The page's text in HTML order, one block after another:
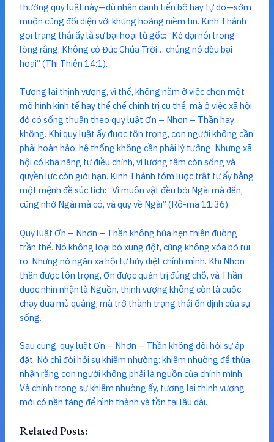
thường quy luật này—dù nhân danh tiến bộ hay tự do—sớm
muộn cũng đối diện với khủng hoảng niềm tin. Kinh Thánh
gọi trạng thái ấy là sự bại hoại từ gốc: “Kẻ dại nói trong
lòng rằng: Không có Đức Chúa Trời… chúng nó đều bại
hoại” (Thi Thiên 14:1).
Tương lai thịnh vượng, vì thế, không nằm ở việc chọn một
mô hình kinh tế hay thể chế chính trị cụ thể, mà ở việc xã hội
đó có sống thuận theo quy luật Ơn – Nhơn – Thần hay
không. Khi quy luật ấy được tôn trọng, con người không cần
phải hoàn hảo; hệ thống không cần phải lý tưởng. Nhưng xã
hội có khả năng tự điều chỉnh, vì lương tâm còn sống và
quyền lực còn giới hạn. Kinh Thánh tóm lược trật tự ấy bằng
một mệnh đề súc tích: “Vì muôn vật đều bởi Ngài mà đến,
cũng nhờ Ngài mà có, và quy về Ngài” (Rô-ma 11:36).
Quy luật Ơn – Nhơn – Thần không hứa hẹn thiên đường
trần thế. Nó không loại bỏ xung đột, cũng không xóa bỏ rủi
ro. Nhưng nó ngăn xã hội tự hủy diệt chính mình. Khi Nhơn
thần được tôn trọng, Ơn được quản trị đúng chỗ, và Thần
được nhìn nhận là Nguồn, thịnh vượng không còn là cuộc
chạy đua mù quáng, mà trở thành trạng thái ổn định của sự
sống.
Sau cùng, quy luật Ơn – Nhơn – Thần không đòi hỏi sự áp
đặt. Nó chỉ đòi hỏi sự khiêm nhường: khiêm nhường để thừa
nhận rằng con người không phải là nguồn của chính mình.
Và chính trong sự khiêm nhường ấy, tương lai thịnh vượng
mới có nền tảng để hình thành và tồn tại lâu dài.
Related Posts: